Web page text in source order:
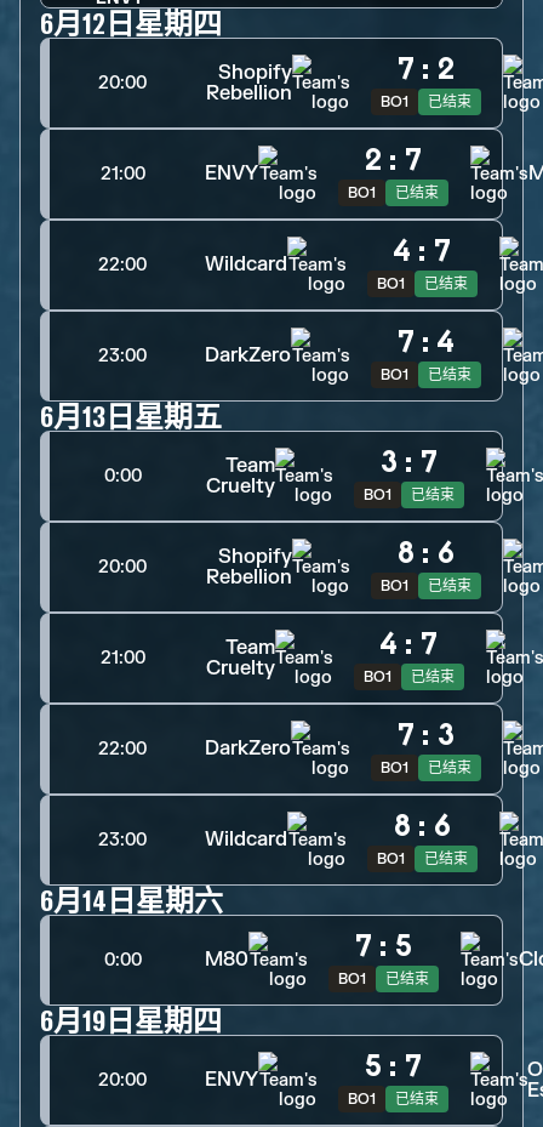
6月12日星期四
20:00
Shopify
Rebellion
7 : 2
BO1 已结束
21:00 ENVY 2 : 7
BO1 已结束
22:00 Wildcard 4 : 7
BO1 已结束
23:00 DarkZero 7 : 4
BO1 已结束
6月13日星期五
0:00
Team
Cruelty
3 : 7
BO1 已结束
20:00
Shopify
Rebellion
8 : 6
BO1 已结束
21:00
Team
Cruelty
4 : 7
BO1 已结束
22:00 DarkZero 7 : 3
BO1 已结束
23:00 Wildcard 8 : 6
BO1 已结束
6月14日星期六
0:00 M80 7 : 5
BO1 已结束
6月19日星期四
20:00 ENVY 5 : 7
BO1 已结束